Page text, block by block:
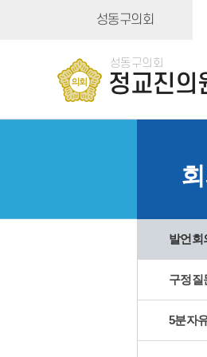
성동구의회
성동구의회
정교진의
발언회
구정질
5분자